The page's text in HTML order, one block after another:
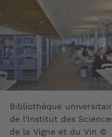
Bibliothèque
de l'Institut des
de la Vigne et du Vin ©